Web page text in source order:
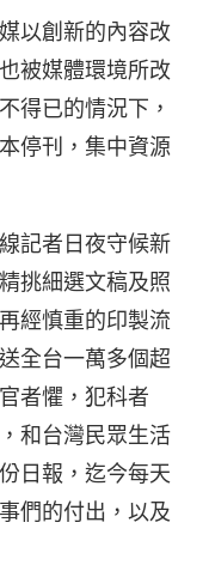
以創新的內容改
被媒體環境所改
得已的情況下，
停刊，集中資源
記者日夜守候新
挑細選文稿及照
經慎重的印製流
全台一萬多個超
者懼，犯科者
和台灣民眾生活
日報，迄今每天
們的付出，以及